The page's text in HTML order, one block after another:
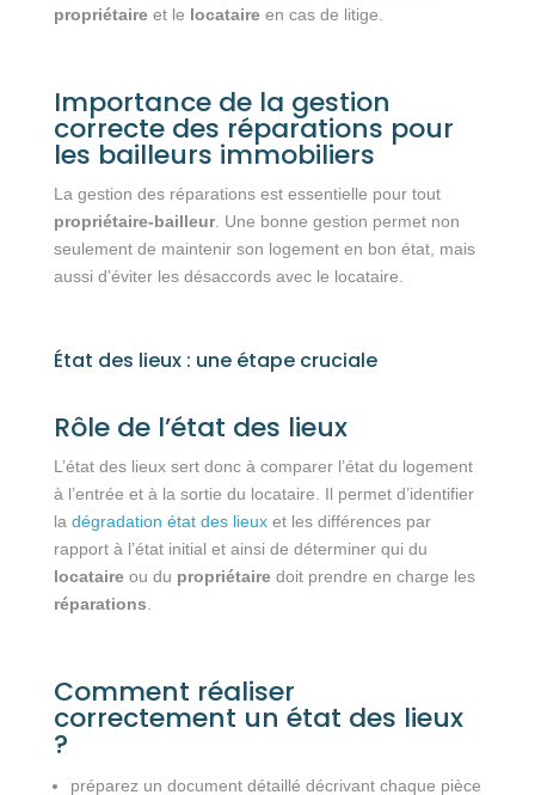
propriétaireet le locataireen cas de litige.
Importance de la gestion
correcte des réparations pour
les bailleurs immobiliers
La gestion des réparations est essentielle pour tout
propriétaire-bailleur. Une bonne gestion permet non
seulement de maintenir son logement en bon état, mais
aussi d’éviter les désaccords avec le locataire.
État des lieux : une étape cruciale
Rôle de l’état des lieux
L’état des lieux sert donc à comparer l’état du logement
à l’entrée et à la sortie du locataire. Il permet d’identifier
la dégradation état des lieuxet les différences par
rapport à l’état initial et ainsi de déterminer qui du
locataireou du propriétairedoit prendre en charge les
réparations
Comment réaliser
correctement un état des lieux
?
préparez un document détaillé décrivant chaque pièce